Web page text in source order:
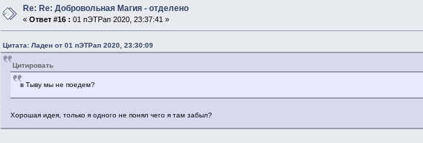
Re: Re: Добровольная Магия - отделено
«Ответ #16 : 01 пЭТРап 2020, 23:37:41 »
Цитата: Ладен от 01 пЭТРап 2020, 23:30:09
Цитировать
в Тыву мы не поедем?
Хорошая идея, только я одного не понял чего я там забыл?